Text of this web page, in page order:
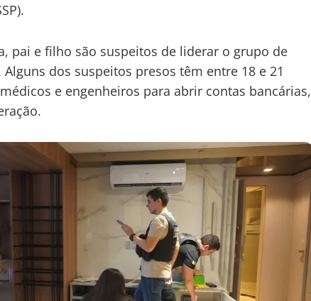
pai e filho são suspeitos de liderar o grupo de
Alguns dos suspeitos presos têm entre 18 e 21
e engenheiros para abrir contas bancárias,